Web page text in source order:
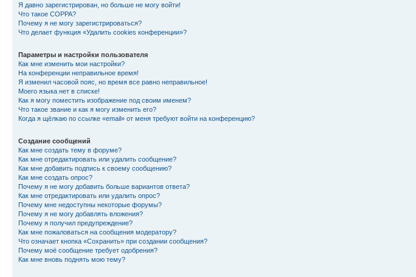
Я давно зарегистрирован, но больше не могу войти!
Что такое COPPA?
Почему я не могу зарегистрироваться?
Что делает функция «Удалить cookies конференции»?
Параметры и настройки пользователя
Как мне изменить мои настройки?
На конференции неправильное время!
Я изменил часовой пояс, но время все равно неправильное!
Моего языка нет в списке!
Как я могу поместить изображение под своим именем?
Что такое звание и как я могу изменить его?
Когда я щёлкаю по ссылке «email» от меня требуют войти на конференцию?
Создание сообщений
Как мне создать тему в форуме?
Как мне отредактировать или удалить сообщение?
Как мне добавить подпись к своему сообщению?
Как мне создать опрос?
Почему я не могу добавить больше вариантов ответа?
Как мне отредактировать или удалить опрос?
Почему мне недоступны некоторые форумы?
Почему я не могу добавлять вложения?
Почему я получил предупреждение?
Как мне пожаловаться на сообщения модератору?
Что означает кнопка «Сохранить» при создании сообщения?
Почему моё сообщение требует одобрения?
Как мне вновь поднять мою тему?